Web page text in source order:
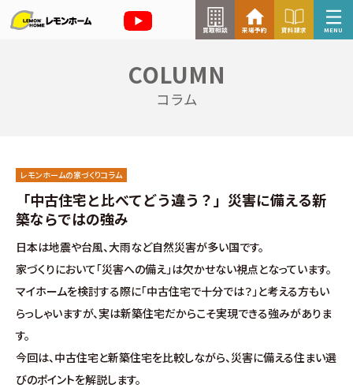
買取相談 来場予約 資料請求 MENU
来場予約はこちら
資料請求はこちら
お知らせ
コラム
施工事例
COLUMN
コラム
レモンホームの家づくりコラム
「中古住宅と比べてどう違う？」災害に備える新
築ならではの強み
日本は地震や台風、大雨など自然災害が多い国です。
家づくりにおいて「災害への備え」は欠かせない視点となっています。
マイホームを検討する際に「中古住宅で十分では？」と考える方もい
らっしゃいますが、実は新築住宅だからこそ実現できる強みがありま
す。
今回は、中古住宅と新築住宅を比較しながら、災害に備える住まい選
びのポイントを解説します。